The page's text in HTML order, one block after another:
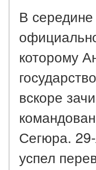
В
которому
вскоре
Сегюра.
успел